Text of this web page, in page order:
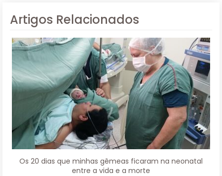
Artigos Relacionados
Os 20 dias que minhas gêmeas ficaram na neonatal
entre a vida e a morte